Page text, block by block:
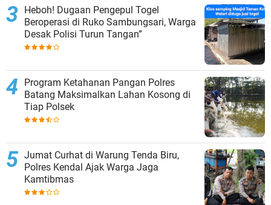
Heboh! Dugaan Pengepul Togel
Beroperasi di Ruko Sambungsari, Warga
Desak Polisi Turun Tangan”
Program Ketahanan Pangan Polres
Batang Maksimalkan Lahan Kosong di
Tiap Polsek
Jumat Curhat di Warung Tenda Biru,
Polres Kendal Ajak Warga Jaga
Kamtibmas